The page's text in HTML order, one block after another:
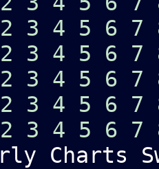
2 3 4 5 6 7
2 3 4 5 6 7
2 3 4 5 6 7
2 3 4 5 6 7
2 3 4 5 6 7
Charts